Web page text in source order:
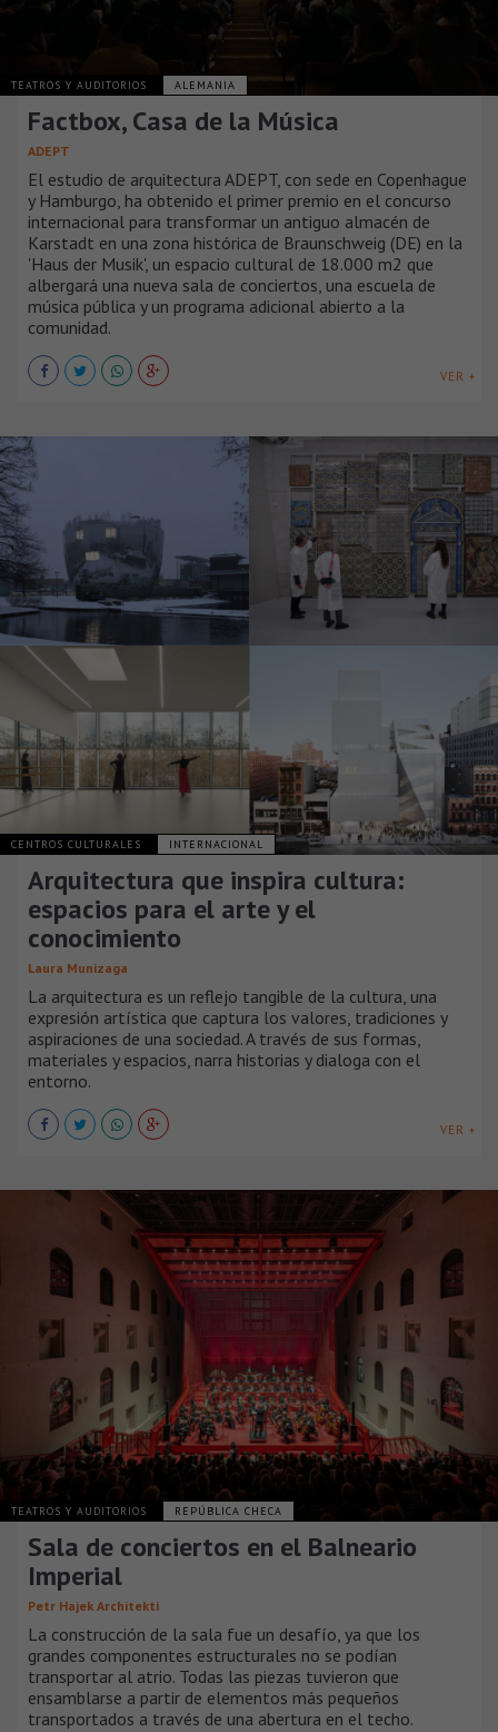
TEATROS Y AUDITORIOS ALEMANIA
Factbox, Casa de la Música
ADEPT
El estudio de arquitectura ADEPT, con sede en Copenhague
y Hamburgo, ha obtenido el primer premio en el concurso
internacional para transformar un antiguo almacén de
Karstadt en una zona histórica de Braunschweig (DE) en la
'Haus der Musik', un espacio cultural de 18.000 m2 que
albergará una nueva sala de conciertos, una escuela de
música pública y un programa adicional abierto a la
comunidad.
VER +
CENTROS CULTURALES INTERNACIONAL
Arquitectura que inspira cultura:
espacios para el arte y el
conocimiento
Laura Munizaga
La arquitectura es un reflejo tangible de la cultura, una
expresión artística que captura los valores, tradiciones y
aspiraciones de una sociedad. A través de sus formas,
materiales y espacios, narra historias y dialoga con el
entorno.
VER +
TEATROS Y AUDITORIOS REPÚBLICA CHECA
Sala de conciertos en el Balneario
Imperial
Petr Hajek Architekti
La construcción de la sala fue un desafío, ya que los
grandes componentes estructurales no se podían
transportar al atrio. Todas las piezas tuvieron que
ensamblarse a partir de elementos más pequeños
transportados a través de una abertura en el techo.